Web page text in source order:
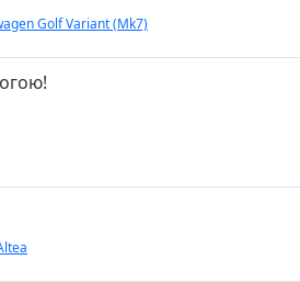
Golf Variant (Mk7)